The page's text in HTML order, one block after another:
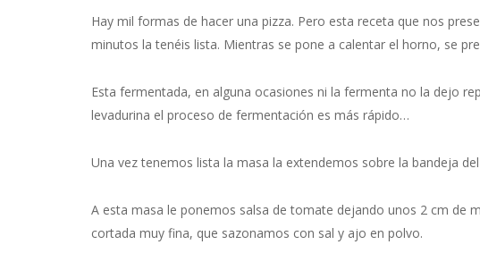
Hay mil formas de hacer una pizza. Pero esta receta que nos
minutos la tenéis lista. Mientras se pone a calentar el horno, se
Esta fermentada, en alguna ocasiones ni la fermenta no la dejo
levadurina el proceso de fermentación es más rápido…
Una vez tenemos lista la masa la extendemos sobre la bandeja
A esta masa le ponemos salsa de tomate dejando unos 2 cm de
cortada muy fina, que sazonamos con sal y ajo en polvo.